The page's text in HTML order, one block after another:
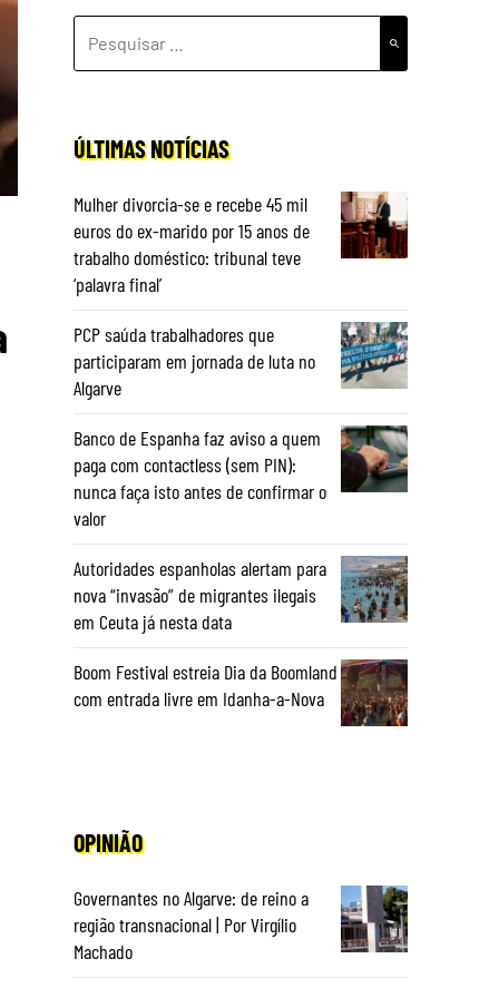
POR:
ÚLTIMAS NOTÍCIAS
Mulher divorcia-se e recebe 45 mil
euros do ex-marido por 15 anos de
trabalho doméstico: tribunal teve
‘palavra final’
PCP saúda trabalhadores que
participaram em jornada de luta no
Algarve
Banco de Espanha faz aviso a quem
paga com contactless (sem PIN):
nunca faça isto antes de confirmar o
valor
Autoridades espanholas alertam para
nova “invasão” de migrantes ilegais
em Ceuta já nesta data
Boom Festival estreia Dia da Boomland
com entrada livre em Idanha-a-Nova
OPINIÃO
Governantes no Algarve: de reino a
região transnacional | Por Virgílio
Machado